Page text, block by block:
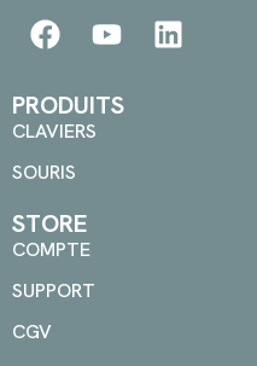
PRODUITS
CLAVIERS
SOURIS
STORE
COMPTE
SUPPORT
CGV